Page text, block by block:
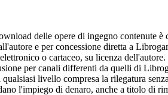
delle opere di ingegno contenute
e per concessione diretta a
o cartaceo, su licenza
per canali differenti da quelli di
livello compresa la rilegatura
l'impiego di denaro, anche a titolo di